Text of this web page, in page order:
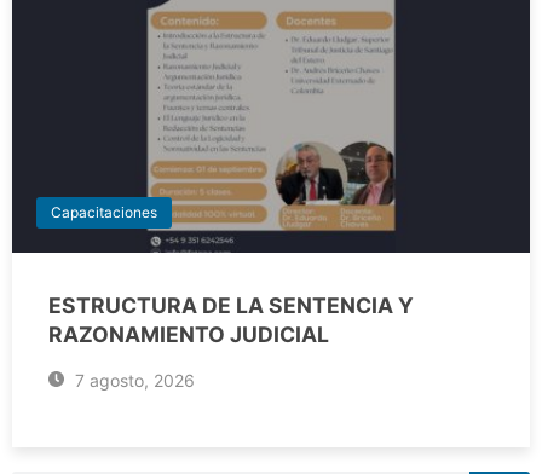
Capacitaciones
ESTRUCTURA DE LA SENTENCIA Y
RAZONAMIENTO JUDICIAL
7 agosto, 2026